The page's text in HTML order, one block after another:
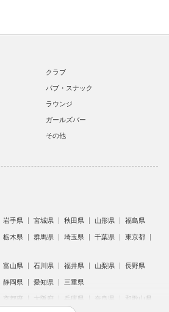
クラブ
パブ・スナック
ラウンジ
ガールズバー
その他
岩手県 宮城県 秋田県 山形県 福島県
栃木県 群馬県 埼玉県 千葉県
東京都
富山県 石川県 福井県 山梨県 長野県
静岡県 愛知県 三重県
京都府 大阪府 兵庫県 奈良県 和歌山県